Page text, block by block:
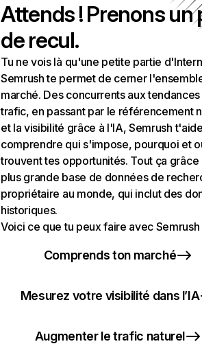
Attends ! Prenons un
de recul.
Tu ne vois là qu'une petite partie
Semrush te permet de cerner
marché. Des concurrents aux
trafic, en passant par le référencement
et la visibilité grâce à l'IA, Semrush
comprendre qui s'impose, pourquoi et
trouvent tes opportunités. Tout ça grâce
plus grande base de données de
propriétaire au monde, qui inclut des
historiques.
Voici ce que tu peux faire avec Semrush
Comprends ton marché
Mesurez votre visibilité dans l’IA
Augmenter le trafic naturel